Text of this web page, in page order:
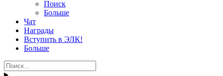
Поиск
Больше
Чат
Награды
Вступить в ЭЛК!
Больше